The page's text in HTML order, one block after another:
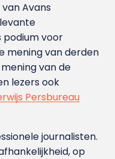
Avans
voor
mening van derden
van de
lezers ook
Persbureau
journalisten.
op